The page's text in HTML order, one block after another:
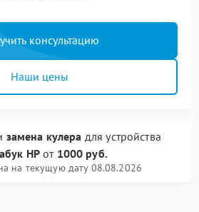
консультацию
Наши цены
замена кулера для устройства
HPот 1000 руб.
на текущую дату 08.08.2026